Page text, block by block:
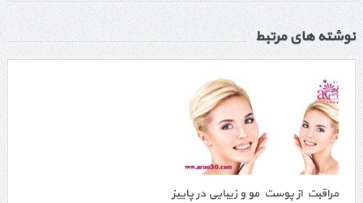
نوشته های مرتبط
مراقبت از پوست مو و زیبایی در پاییز